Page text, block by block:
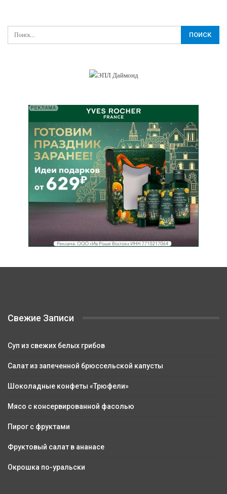
Свежие Записи
Суп из свежих белых грибов
Салат из запеченной брюссельской капусты
Шоколадные конфеты «Трюфели»
Мясо с консервированной фасолью
Пирог с фруктами
Фруктовый салат в ананасе
Окрошка по-уральски